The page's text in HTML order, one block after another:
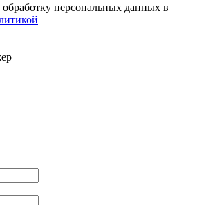
обработку персональных данных в